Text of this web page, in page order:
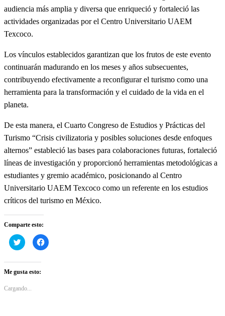
audiencia más amplia y diversa que enriqueció y fortaleció las
actividades organizadas por el Centro Universitario UAEM
Texcoco.
Los vínculos establecidos garantizan que los frutos de este evento
continuarán madurando en los meses y años subsecuentes,
contribuyendo efectivamente a reconfigurar el turismo como una
herramienta para la transformación y el cuidado de la vida en el
planeta.
De esta manera, el Cuarto Congreso de Estudios y Prácticas del
Turismo “Crisis civilizatoria y posibles soluciones desde enfoques
alternos” estableció las bases para colaboraciones futuras, fortaleció
líneas de investigación y proporcionó herramientas metodológicas a
estudiantes y gremio académico, posicionando al Centro
Universitario UAEM Texcoco como un referente en los estudios
críticos del turismo en México.
Comparte esto:
Haz
clic
en
Twitter
(Se
en
Haz
clic
Me gusta esto:
Cargando...